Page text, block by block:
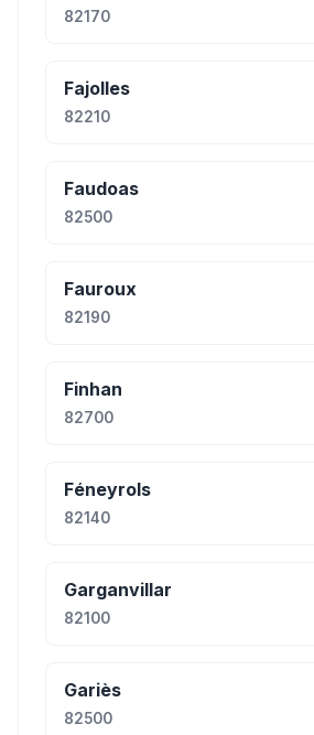
82170
Fajolles
82210
Faudoas
82500
Fauroux
82190
Finhan
82700
Féneyrols
82140
Garganvillar
82100
Gariès
82500